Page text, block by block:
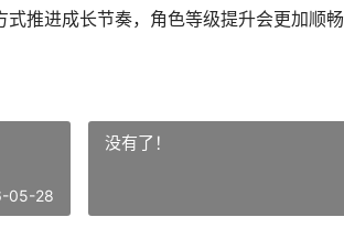
推进成长节奏，角色等级提升会更加顺
05-28
没有了！